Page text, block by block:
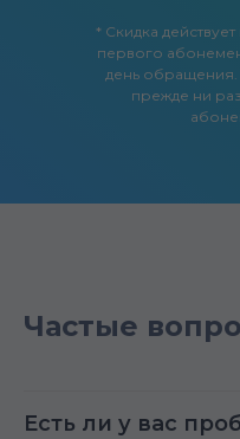
* Скидка
первого
день обращения.
прежде ни
Частые
Есть ли у вас